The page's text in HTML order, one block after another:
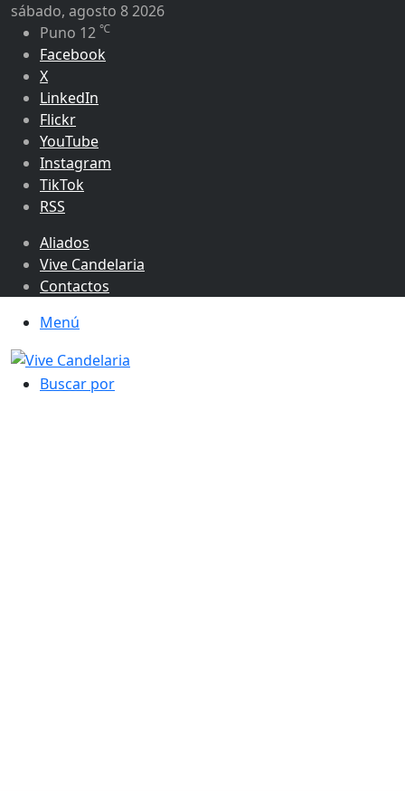
sábado, agosto 8 2026
Puno 12 ℃
Facebook
X
LinkedIn
Flickr
YouTube
Instagram
TikTok
RSS
Aliados
Vive Candelaria
Contactos
Menú
Buscar por